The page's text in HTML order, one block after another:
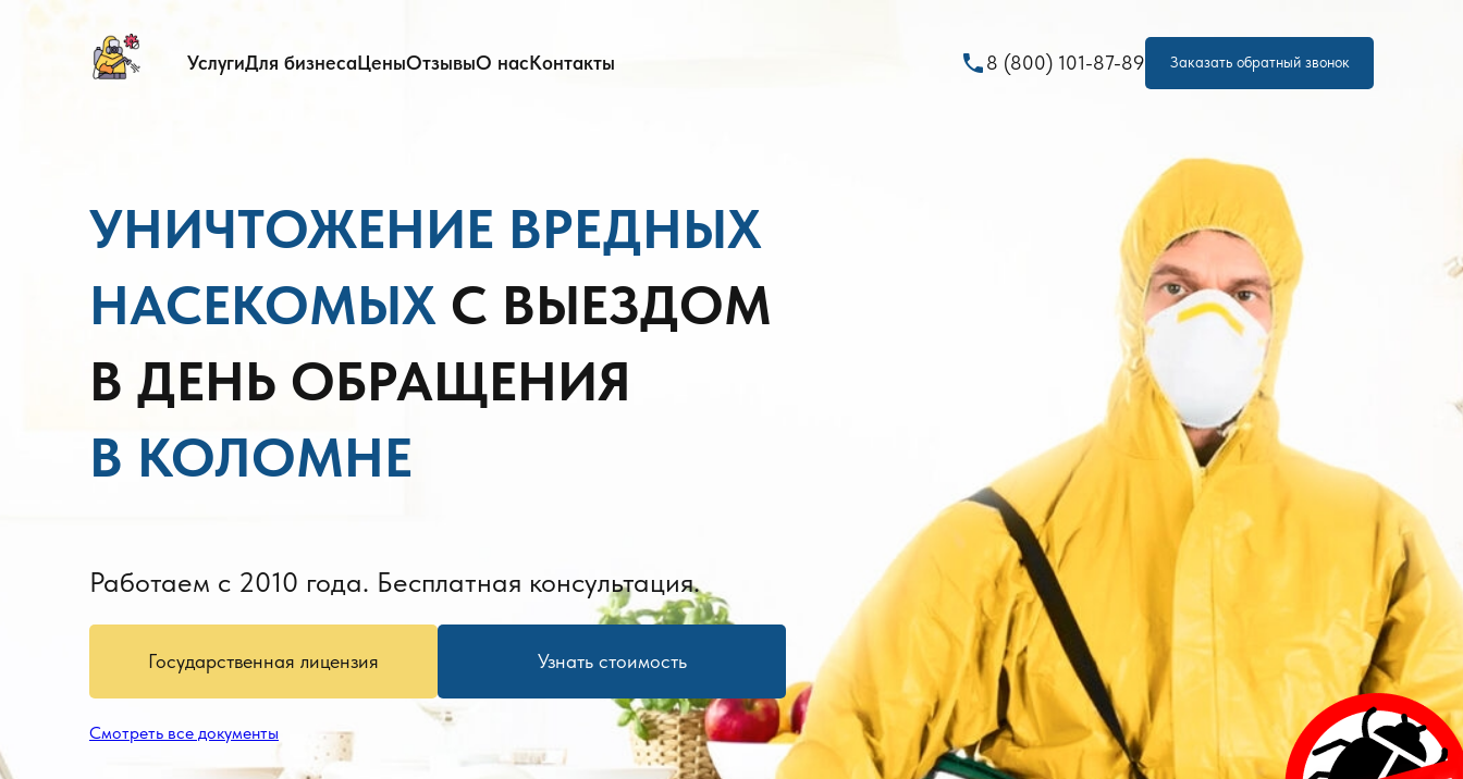
УслугиДля бизнесаЦеныОтзывыО насКонтакты phone8 (800) 101-87-89 Заказать обратный звонок
УНИЧТОЖЕНИЕ ВРЕДНЫХ
НАСЕКОМЫХ С ВЫЕЗДОМ
В ДЕНЬ ОБРАЩЕНИЯ
В КОЛОМНЕ
Работаем с 2010 года. Бесплатная консультация.
Государственная лицензия Узнать стоимость
Смотреть все документы